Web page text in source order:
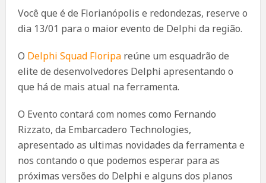
Você que é de Florianópolis e redondezas, reserve o
dia 13/01 para o maior evento de Delphi da região.
O Delphi Squad Floripareúne um esquadrão de
elite de desenvolvedores Delphi apresentando o
que há de mais atual na ferramenta.
O Evento contará com nomes como Fernando
Rizzato, da Embarcadero Technologies,
apresentado as ultimas novidades da ferramenta e
nos contando o que podemos esperar para as
próximas versões do Delphi e alguns dos planos